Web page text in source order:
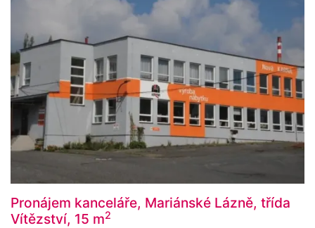
Pronájem kanceláře, Mariánské Lázně, třída
Vítězství, 15 m2